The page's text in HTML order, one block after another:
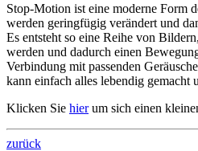
Stop-Motion ist eine moderne Form
werden geringfügig verändert und
Es entsteht so eine Reihe von
werden und dadurch einen
Verbindung mit passenden
kann einfach alles lebendig gemacht
Klicken Sie hierum sich einen
zurück